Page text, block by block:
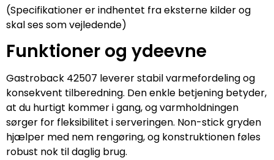
(Specifikationer er indhentet fra eksterne kilder og
skal ses som vejledende)
Funktioner og ydeevne
Gastroback 42507 leverer stabil varmefordeling og
konsekvent tilberedning. Den enkle betjening betyder,
at du hurtigt kommer i gang, og varmholdningen
sørger for fleksibilitet i serveringen. Non-stick gryden
hjælper med nem rengøring, og konstruktionen føles
robust nok til daglig brug.